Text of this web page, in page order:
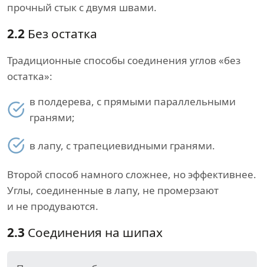
прочный стык с двумя швами.
2.2 Без остатка
Традиционные способы соединения углов «без
остатка»:
в полдерева, с прямыми параллельными
гранями;
в лапу, с трапециевидными гранями.
Второй способ намного сложнее, но эффективнее.
Углы, соединенные в лапу, не промерзают
и не продуваются.
2.3 Соединения на шипах